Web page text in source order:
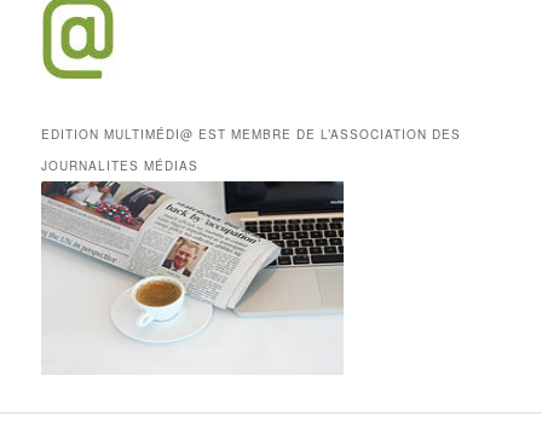
EDITION MULTIMÉDI@ EST MEMBRE DE L’ASSOCIATION DES
JOURNALITES MÉDIAS